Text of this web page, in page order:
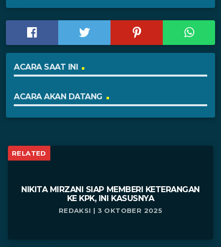
ACARA SAAT INI
ACARA AKAN DATANG
RELATED
NIKITA MIRZANI SIAP MEMBERI KETERANGAN
KE KPK, INI KASUSNYA
REDAKSI | 3 OKTOBER 2025